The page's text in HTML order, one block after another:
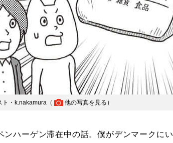
ト・k.nakamura（ 他の写真を見る ）
ハーゲン滞在中の話。僕がデンマークにい